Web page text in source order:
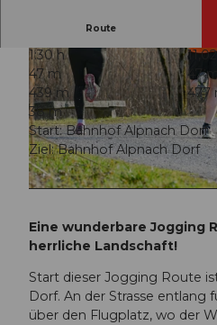
© Obwalden Tourismus, Obwalden Tourismus
Route
1:30 h
47 m
47
439 m
477
38 m
Start: Bahnhof Alpnach Dorf
Ziel: Bahnhof Alpnach Dorf
Eine wunderbare Jogging
herrliche Landschaft!
Start dieser Jogging Route
Dorf. An der Strasse entlang
über den Flugplatz, wo der